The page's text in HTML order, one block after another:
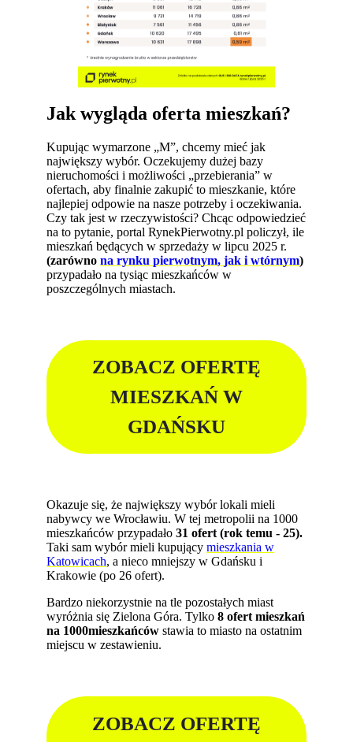
Jak wygląda oferta mieszkań?
Kupując wymarzone „M”, chcemy mieć jak
największy wybór. Oczekujemy dużej bazy
nieruchomości i możliwości „przebierania” w
ofertach, aby finalnie zakupić to mieszkanie, które
najlepiej odpowie na nasze potrzeby i oczekiwania.
Czy tak jest w rzeczywistości? Chcąc odpowiedzieć
na to pytanie, portal RynekPierwotny.pl policzył, ile
mieszkań będących w sprzedaży w lipcu 2025 r.
(zarównona rynku pierwotnym, jak i wtórnym)
przypadało na tysiąc mieszkańców w
poszczególnych miastach.
ZOBACZ OFERTĘ
MIESZKAŃ W
GDAŃSKU
Okazuje się, że największy wybór lokali mieli
nabywcy we Wrocławiu. W tej metropolii na 1000
mieszkańców przypadało31 ofert (rok temu - 25).
Taki sam wybór mieli kupującymieszkania w
Katowicach, a nieco mniejszy w Gdańsku i
Krakowie (po 26 ofert).
Bardzo niekorzystnie na tle pozostałych miast
wyróżnia się Zielona Góra. Tylko8 ofert mieszkań
na 1000mieszkańcówstawia to miasto na ostatnim
miejscu w zestawieniu.
ZOBACZ OFERTĘ